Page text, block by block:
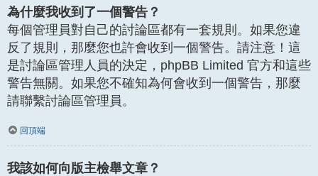
為什麼我收到了一個警告？
每個管理員對自己的討論區都有一套規則。如果您違
反了規則，那麼您也許會收到一個警告。請注意！這
是討論區管理人員的決定，phpBB Limited 官方和這些
警告無關。如果您不確知為何會收到一個警告，那麼
請聯繫討論區管理員。
回頂端
我該如何向版主檢舉文章？